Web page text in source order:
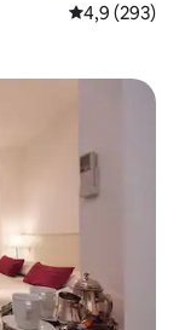
4,9 de uma
4,9 (293)